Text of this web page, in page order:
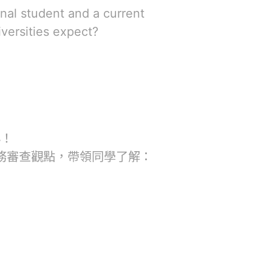
student and a current
expect?
查觀點，帶領同學了解：